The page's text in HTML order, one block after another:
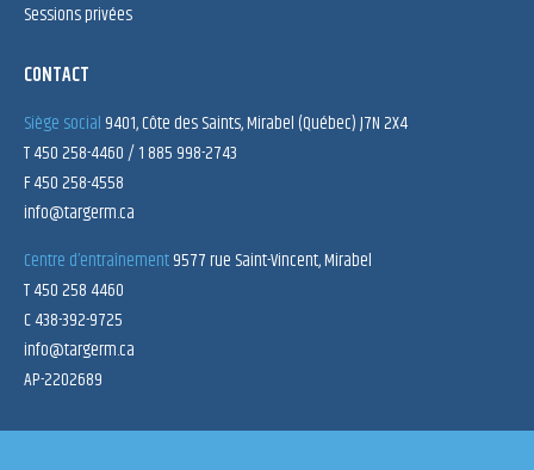
Sessions privées
CONTACT
Siège social 9401, Côte des Saints, Mirabel (Québec) J7N 2X4
T 450 258-4460 / 1 885 998-2743
F 450 258-4558
info@targerm.ca
Centre d’entraînement9577 rue Saint-Vincent, Mirabel
T 450 258 4460
C 438-392-9725
info@targerm.ca
AP-2202689